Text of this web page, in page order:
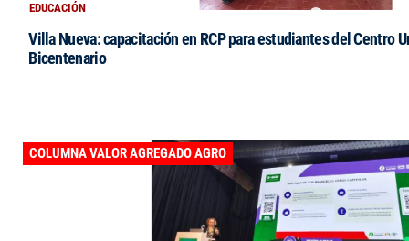
EDUCACIÓN
Villa Nueva: capacitación en RCP para estudiantes del Centro
Bicentenario
COLUMNA VALOR AGREGADO AGRO